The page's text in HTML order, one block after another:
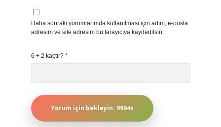
Daha sonraki yorumlarımda kullanılması için adım, e-posta
adresim ve site adresim bu tarayıcıya kaydedilsin.
6 + 2 kaçtır? *